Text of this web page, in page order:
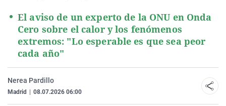
El aviso de un experto de la ONU en Onda
Cero sobre el calor y los fenómenos
extremos: "Lo esperable es que sea peor
cada año"
Nerea Pardillo
Madrid 08.07.2026 06:00